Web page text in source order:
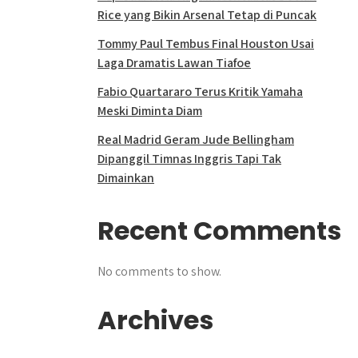
Rice yang Bikin Arsenal Tetap di Puncak
Tommy Paul Tembus Final Houston Usai
Laga Dramatis Lawan Tiafoe
Fabio Quartararo Terus Kritik Yamaha
Meski Diminta Diam
Real Madrid Geram Jude Bellingham
Dipanggil Timnas Inggris Tapi Tak
Dimainkan
Recent Comments
No comments to show.
Archives